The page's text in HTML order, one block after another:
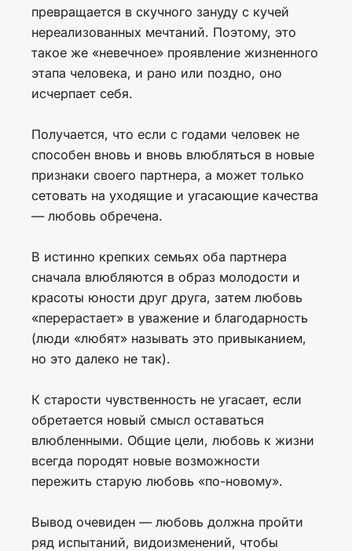
превращается в скучного зануду с кучей
нереализованных мечтаний. Поэтому, это
такое же «невечное» проявление жизненного
этапа человека, и рано или поздно, оно
исчерпает себя.
Получается, что если с годами человек не
способен вновь и вновь влюбляться в новые
признаки своего партнера, а может только
сетовать на уходящие и угасающие качества
— любовь обречена.
В истинно крепких семьях оба партнера
сначала влюбляются в образ молодости и
красоты юности друг друга, затем любовь
«перерастает» в уважение и благодарность
(люди «любят» называть это привыканием,
но это далеко не так).
К старости чувственность не угасает, если
обретается новый смысл оставаться
влюбленными. Общие цели, любовь к жизни
всегда породят новые возможности
пережить старую любовь «по-новому».
Вывод очевиден — любовь должна пройти
ряд испытаний, видоизменений, чтобы